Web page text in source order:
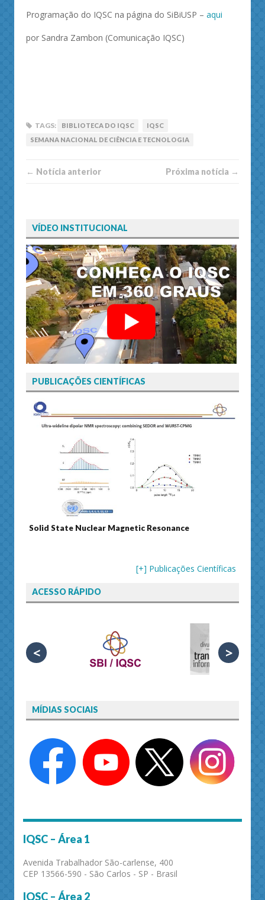
Programação do IQSC na página do SiBiUSP – aqui
por Sandra Zambon (Comunicação IQSC)
TAGS: BIBLIOTECA DO IQSC
IQSC
SEMANA NACIONAL DE CIÊNCIA E TECNOLOGIA
← Notí­cia anterior Próxima notí­­cia →
VÍDEO INSTITUCIONAL
PUBLICAÇÕES CIENTÍFICAS
Journal of Separation Science
[+] Publicações Científicas
ACESSO RÁPIDO
< >
MÍDIAS SOCIAIS
IQSC – Área 1
Avenida Trabalhador São-carlense, 400
CEP 13566-590 - São Carlos - SP - Brasil
IQSC – Área 2